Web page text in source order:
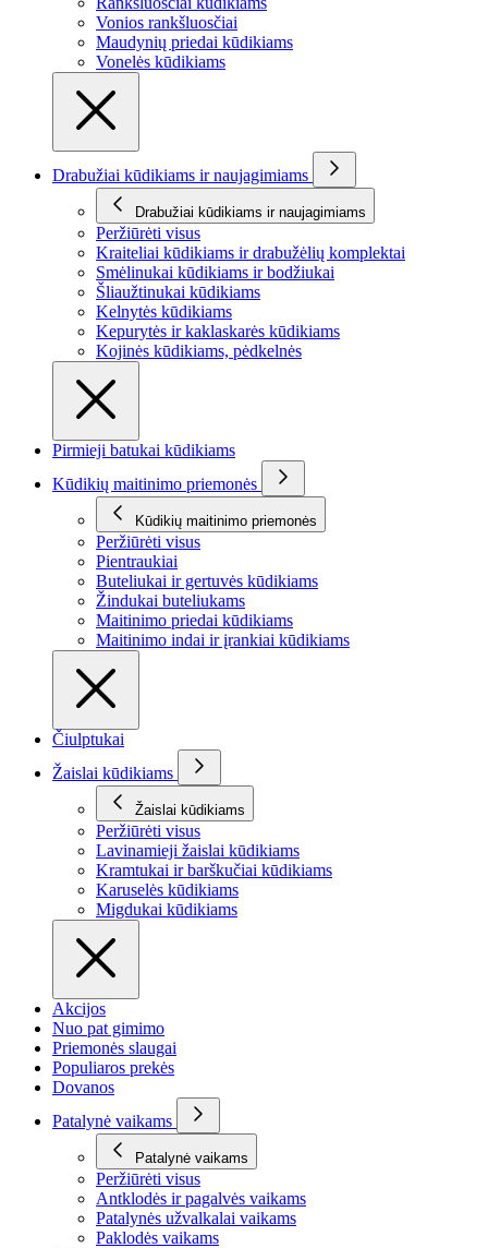
Vonios rankšluosčiai
Maudynių priedai kūdikiams
Vonelės kūdikiams
Drabužiai kūdikiams ir naujagimiams
Drabužiai kūdikiams ir naujagimiams
Peržiūrėti visus
Kraiteliai kūdikiams ir drabužėlių komplektai
Smėlinukai kūdikiams ir bodžiukai
Šliaužtinukai kūdikiams
Kelnytės kūdikiams
Kepurytės ir kaklaskarės kūdikiams
Kojinės kūdikiams, pėdkelnės
Pirmieji batukai kūdikiams
Kūdikių maitinimo priemonės
Kūdikių maitinimo priemonės
Peržiūrėti visus
Pientraukiai
Buteliukai ir gertuvės kūdikiams
Žindukai buteliukams
Maitinimo priedai kūdikiams
Maitinimo indai ir įrankiai kūdikiams
Čiulptukai
Žaislai kūdikiams
Žaislai kūdikiams
Peržiūrėti visus
Lavinamieji žaislai kūdikiams
Kramtukai ir barškučiai kūdikiams
Karuselės kūdikiams
Migdukai kūdikiams
Akcijos
Nuo pat gimimo
Priemonės slaugai
Populiaros prekės
Dovanos
Patalynė vaikams
Patalynė vaikams
Peržiūrėti visus
Antklodės ir pagalvės vaikams
Patalynės užvalkalai vaikams
Paklodės vaikams